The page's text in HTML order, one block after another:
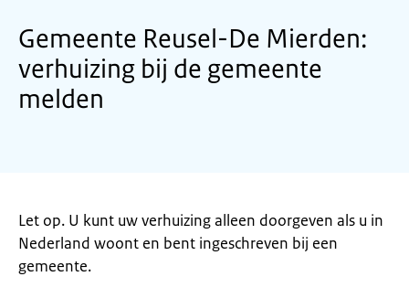
Gemeente Reusel-De Mierden:
verhuizing bij de gemeente
melden
Let op. U kunt uw verhuizing alleen doorgeven als u in
Nederland woont en bent ingeschreven bij een
gemeente.